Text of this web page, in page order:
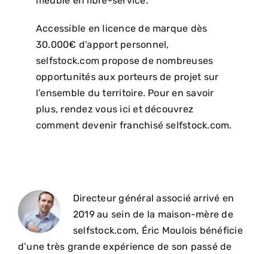
Accessible en licence de marque dès
30.000€ d’apport personnel,
selfstock.com propose de nombreuses
opportunités aux porteurs de projet sur
l’ensemble du territoire. Pour en savoir
plus, rendez vous ici et découvrez
comment devenir franchisé selfstock.com.
Directeur général associé arrivé en
2019 au sein de la maison-mère de
selfstock.com, Éric Moulois bénéficie
d’une très grande expérience de son passé de